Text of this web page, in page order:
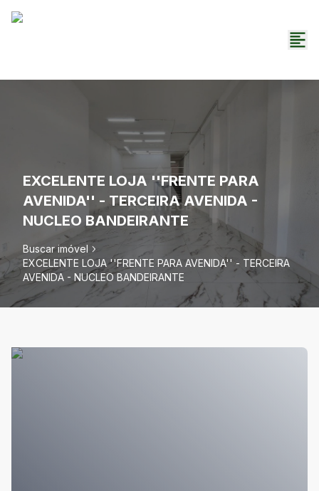
EXCELENTE LOJA ''FRENTE PARA
AVENIDA'' - TERCEIRA AVENIDA -
NUCLEO BANDEIRANTE
Buscar imóvel
EXCELENTE LOJA ''FRENTE PARA AVENIDA'' - TERCEIRA
AVENIDA - NUCLEO BANDEIRANTE